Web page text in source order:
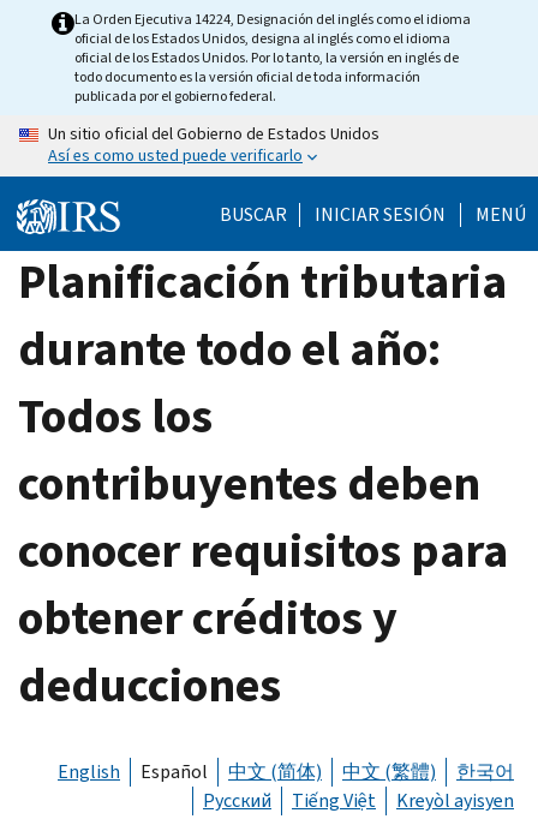
La Orden Ejecutiva 14224, Designación del inglés como el idioma
oficial de los Estados Unidos, designa al inglés como el idioma
oficial de los Estados Unidos. Por lo tanto, la versión en inglés de
todo documento es la versión oficial de toda información
publicada por el gobierno federal.
Un sitio oficial del Gobierno de Estados Unidos
Así es como usted puede verificarlo
BUSCAR INICIAR SESIÓN MENÚ
Planificación tributaria
durante todo el año:
Todos los
contribuyentes deben
conocer requisitos para
obtener créditos y
deducciones
English Español 中文 (简体) 中文 (繁體)
한국어
Русский
Tiếng Việt Kreyòl ayisyen